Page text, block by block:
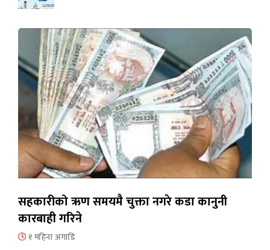
सहकारीको ऋण समयमै चुक्ता नगरे कडा कानुनी
कारबाही गरिने
१ महिना अगाडि